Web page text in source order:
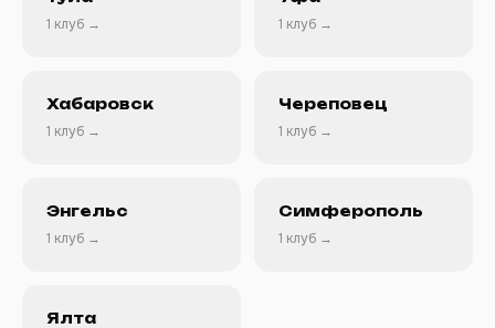
1 клуб →
1 клуб →
Хабаровск
1 клуб →
Череповец
1 клуб →
Энгельс
1 клуб →
Симферополь
1 клуб →
Ялта